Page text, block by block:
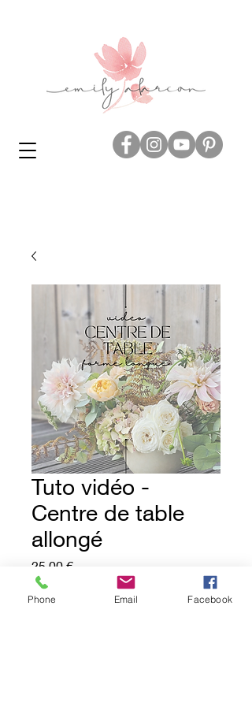
Tuto vidéo -
Centre de table
allongé
25,00 €Price
Add to Cart
Phone Email Facebook